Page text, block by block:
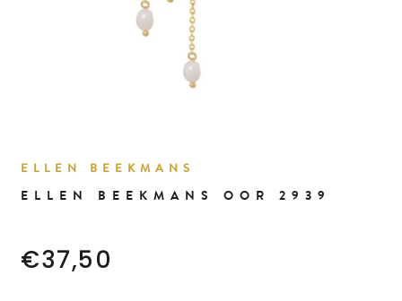
ELLEN BEEKMANS
ELLEN BEEKMANS OOR 2939
€37,50